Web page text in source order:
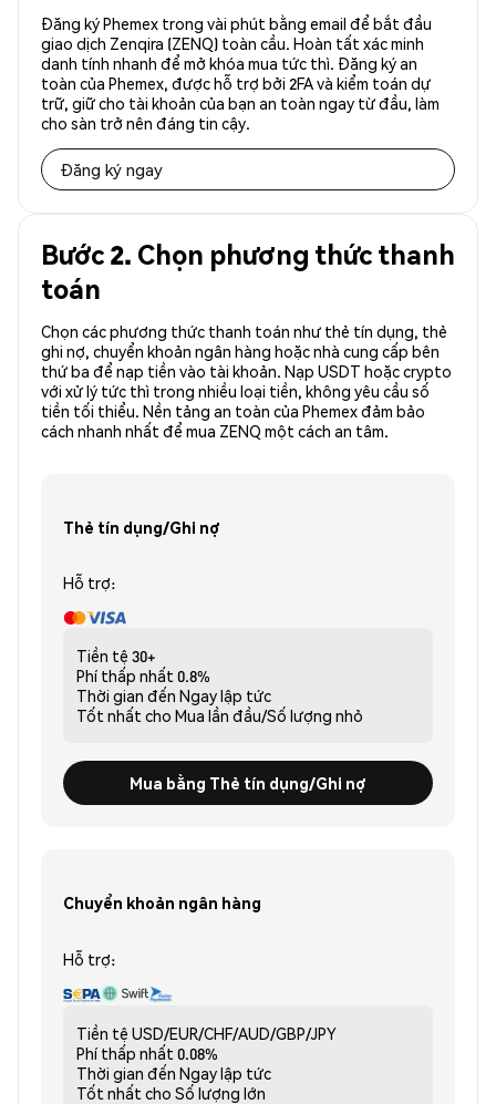
Đăng ký Phemex trong vài phút bằng email để bắt đầu
giao dịch Zenqira (ZENQ) toàn cầu. Hoàn tất xác minh
danh tính nhanh để mở khóa mua tức thì. Đăng ký an
toàn của Phemex, được hỗ trợ bởi 2FA và kiểm toán dự
trữ, giữ cho tài khoản của bạn an toàn ngay từ đầu, làm
cho sàn trở nên đáng tin cậy.
Đăng ký ngay
Bước 2. Chọn phương thức thanh
toán
Chọn các phương thức thanh toán như thẻ tín dụng, thẻ
ghi nợ, chuyển khoản ngân hàng hoặc nhà cung cấp bên
thứ ba để nạp tiền vào tài khoản. Nạp USDT hoặc crypto
với xử lý tức thì trong nhiều loại tiền, không yêu cầu số
tiền tối thiểu. Nền tảng an toàn của Phemex đảm bảo
cách nhanh nhất để mua ZENQ một cách an tâm.
Thẻ tín dụng/Ghi nợ
Hỗ trợ:
Tiền tệ 30+
Phí thấp nhất 0.8%
Thời gian đến Ngay lập tức
Tốt nhất cho Mua lần đầu/Số lượng nhỏ
Mua bằng Thẻ tín dụng/Ghi nợ
Chuyển khoản ngân hàng
Hỗ trợ:
Tiền tệ USD/EUR/CHF/AUD/GBP/JPY
Phí thấp nhất 0.08%
Thời gian đến Ngay lập tức
Tốt nhất cho Số lượng lớn